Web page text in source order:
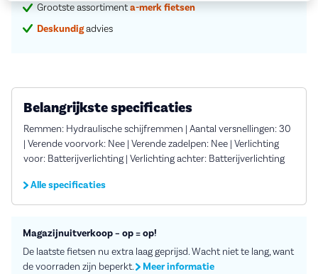
Grootste assortimenta-merk fietsen
Deskundigadvies
Belangrijkste specificaties
Remmen: Hydraulische schijfremmen | Aantal versnellingen: 30
| Verende voorvork: Nee | Verende zadelpen: Nee | Verlichting
voor: Batterijverlichting | Verlichting achter: Batterijverlichting
Alle specificaties
Magazijnuitverkoop – op = op!
De laatste fietsen nu extra laag geprijsd. Wacht niet te lang, want
de voorraden zijn beperkt.
Meer informatie